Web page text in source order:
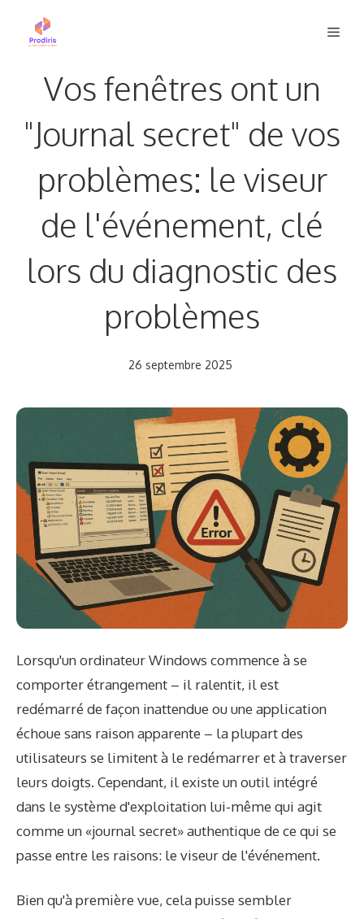
Vos fenêtres ont un
"Journal secret" de vos
problèmes: le viseur
de l'événement, clé
lors du diagnostic des
problèmes
26 septembre 2025
Lorsqu'un ordinateur Windows commence à se
comporter étrangement – il ralentit, il est
redémarré de façon inattendue ou une application
échoue sans raison apparente – la plupart des
utilisateurs se limitent à le redémarrer et à traverser
leurs doigts. Cependant, il existe un outil intégré
dans le système d'exploitation lui-même qui agit
comme un «journal secret» authentique de ce qui se
passe entre les raisons: le viseur de l'événement.
Bien qu'à première vue, cela puisse sembler